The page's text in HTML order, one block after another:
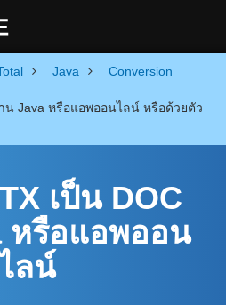
Java Conversion
น Java หรือแอพออนไลน์ หรือด้วยตัว
เป็น DOC
หรือแอพออน
ลน์